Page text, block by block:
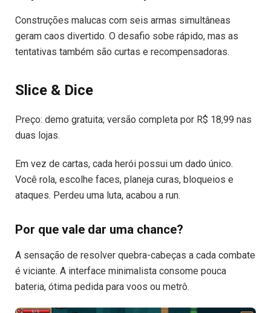
Construções malucas com seis armas simultâneas
geram caos divertido. O desafio sobe rápido, mas as
tentativas também são curtas e recompensadoras.
Slice & Dice
Preço: demo gratuita; versão completa por R$ 18,99 nas
duas lojas.
Em vez de cartas, cada herói possui um dado único.
Você rola, escolhe faces, planeja curas, bloqueios e
ataques. Perdeu uma luta, acabou a run.
Por que vale dar uma chance?
A sensação de resolver quebra-cabeças a cada combate
é viciante. A interface minimalista consome pouca
bateria, ótima pedida para voos ou metrô.